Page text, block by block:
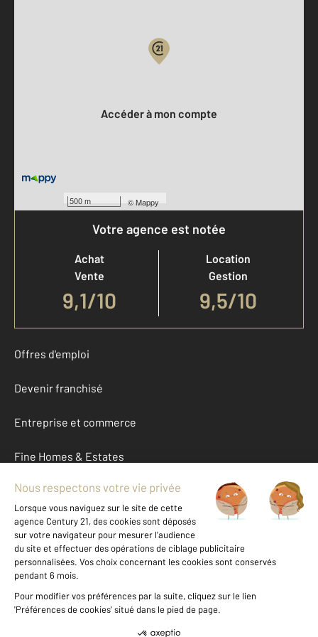
500 m ©Mappy
Accéder à mon compte
Votre agence est notée
Achat
Vente
9,1/10
Location
Gestion
9,5/10
Offres d'emploi
Devenir franchisé
Entreprise et commerce
Fine Homes & Estates
À propos
International
Nous contacter